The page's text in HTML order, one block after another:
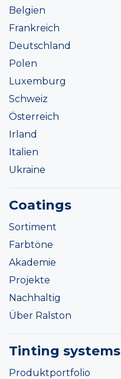
Belgien
Frankreich
Deutschland
Polen
Luxemburg
Schweiz
Österreich
Irland
Italien
Ukraine
Coatings
Sortiment
Farbtöne
Akademie
Projekte
Nachhaltig
Über Ralston
Tinting systems
Produktportfolio